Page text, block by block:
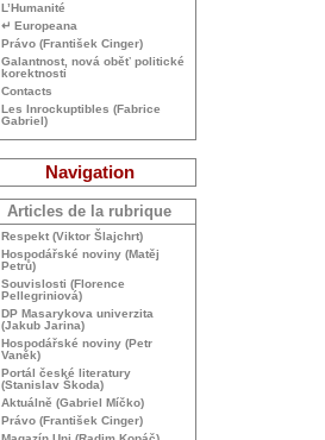
L’Humanité
↵ Europeana
Právo (František Cinger)
Galantnost, nová oběť politické
korektnosti
Contacts
Les Inrockuptibles (Fabrice
Gabriel)
Navigation
Articles de la rubrique
Respekt (Viktor Šlajchrt)
Hospodářské noviny (Matěj
Petrů)
Souvislosti (Florence
Pellegriniová)
DP Masarykova univerzita
(Jakub Jarina)
Hospodářské noviny (Petr
Vaněk)
Portál české literatury
(Stanislav Škoda)
Aktuálně (Gabriel Míčko)
Právo (František Cinger)